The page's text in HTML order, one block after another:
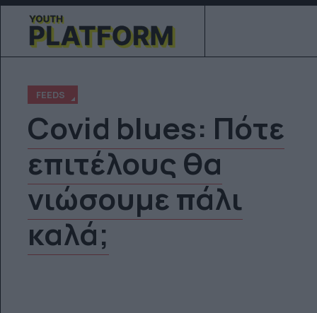
FEEDS
Covid blues: Πότε
επιτέλους θα
νιώσουμε πάλι
καλά;